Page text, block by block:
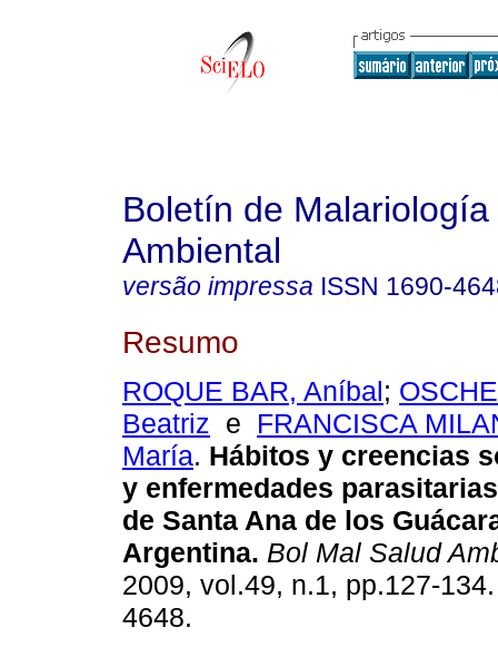
Boletín de
Ambiental
versão impressa ISSN 1690-
Resumo
ROQUE BAR, Aníbal;
Beatriz e FRANCISCA
María. Hábitos y creencias
y enfermedades
de Santa Ana de los
Argentina. Bol Mal Salud
2009, vol.49, n.1, pp.127-
4648.